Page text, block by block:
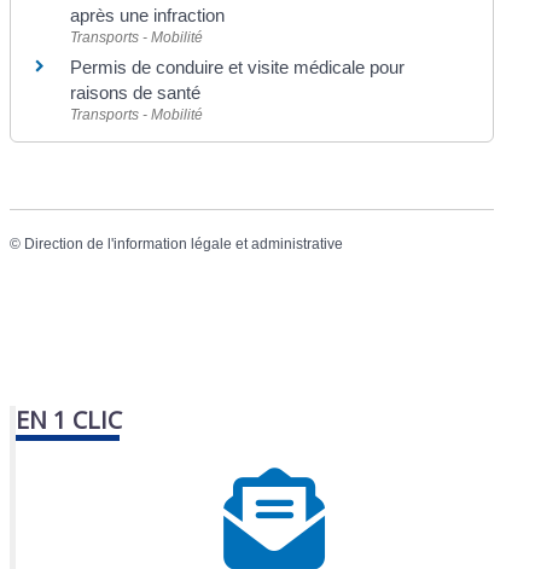
après une infraction
Transports - Mobilité
Permis de conduire et visite médicale pour
raisons de santé
Transports - Mobilité
© Direction de l'information légale et administrative
EN 1 CLIC